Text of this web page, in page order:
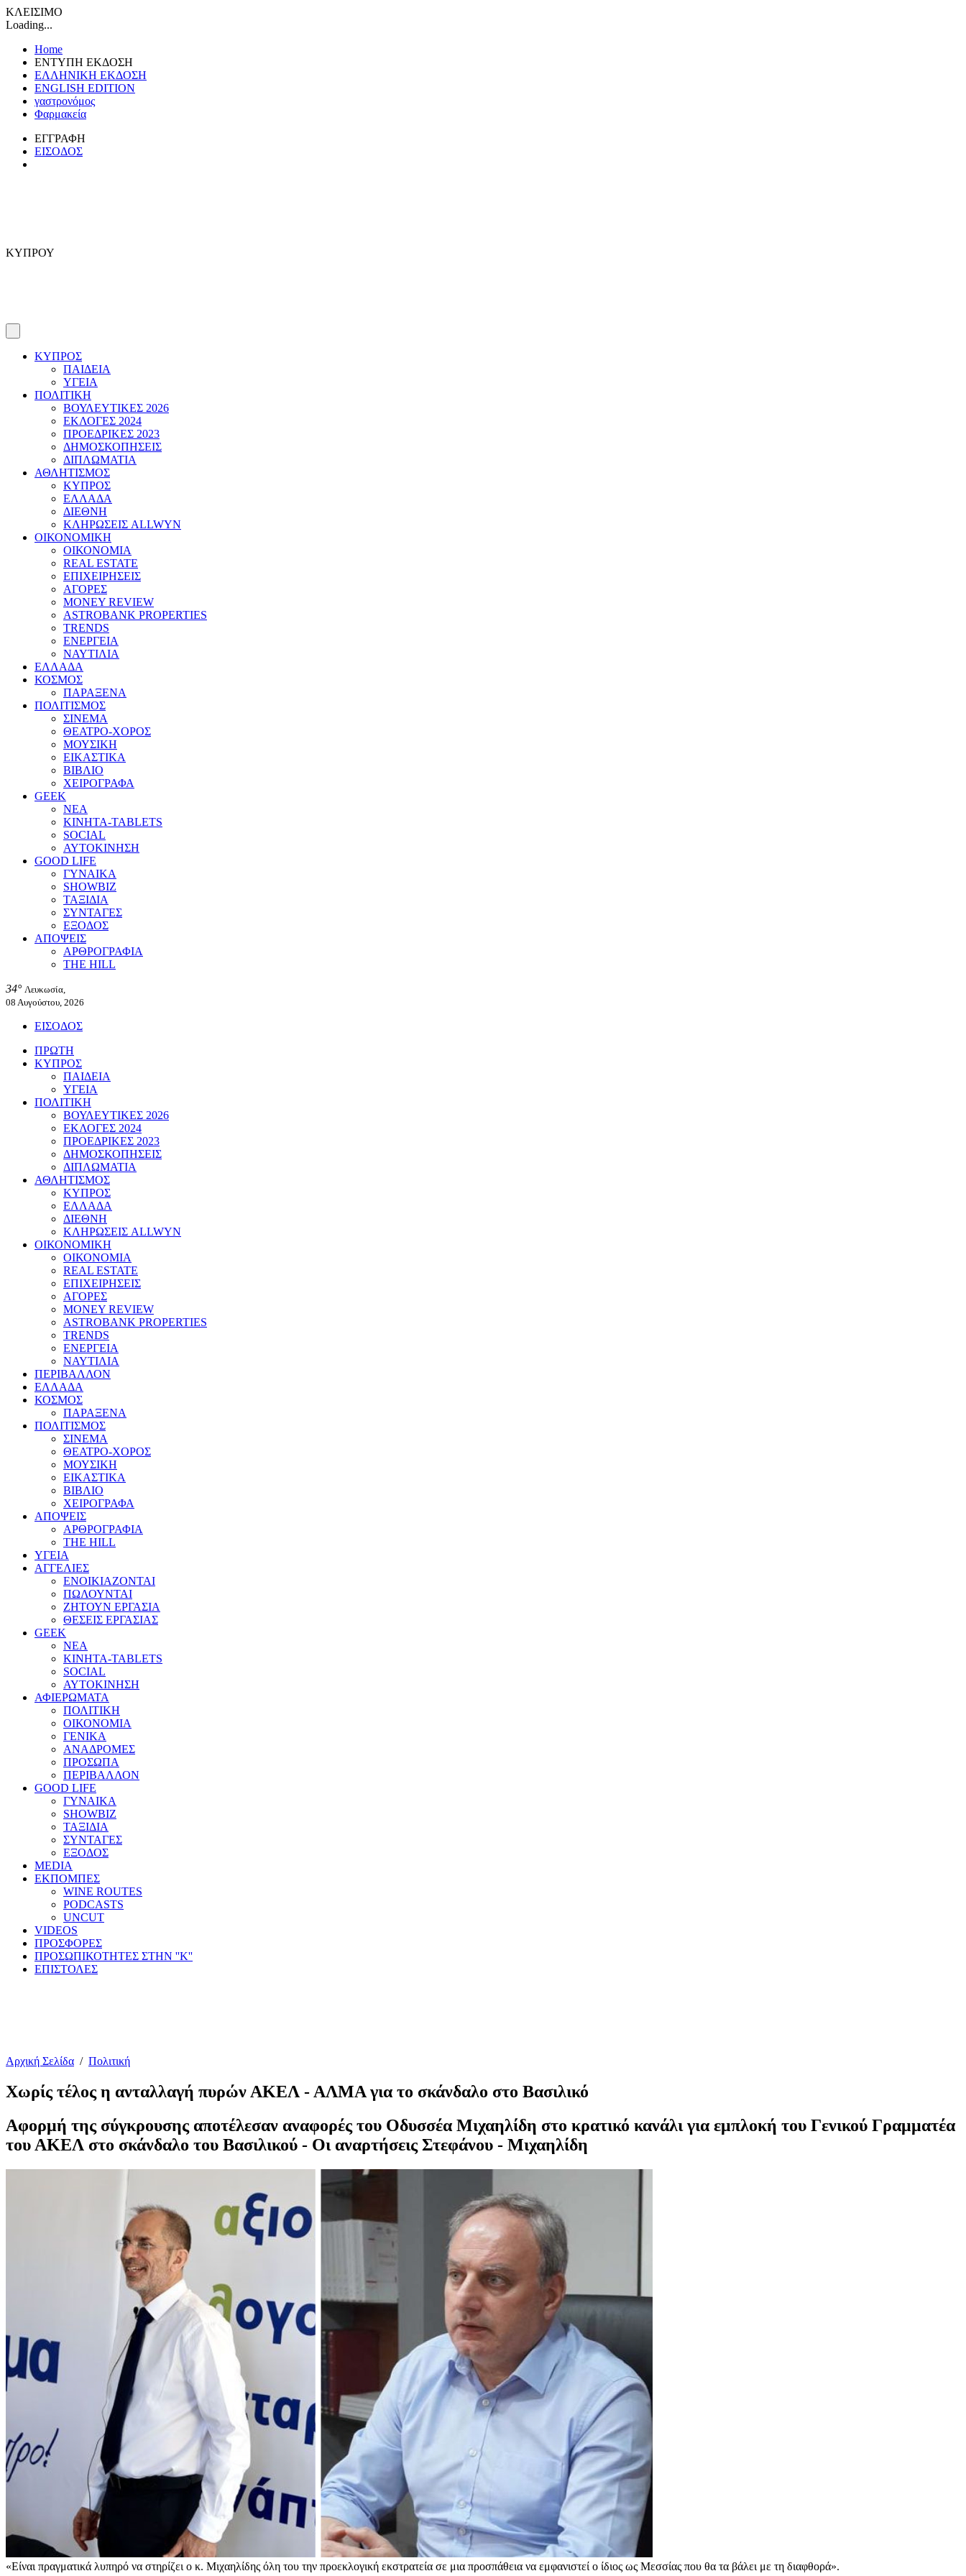
ΚΛΕΙΣΙΜΟ
Loading...
Home
ΕΝΤΥΠΗ ΕΚΔΟΣΗ
ΕΛΛΗΝΙΚΗ ΕΚΔΟΣΗ
ENGLISH EDITION
γαστρονόμος
Φαρμακεία
ΕΓΓΡΑΦΗ
ΕΙΣΟΔΟΣ
ΚΥΠΡΟΥ
ΚΥΠΡΟΣ
ΠΑΙΔΕΙΑ
ΥΓΕΙΑ
ΠΟΛΙΤΙΚΗ
ΒΟΥΛΕΥΤΙΚΕΣ 2026
ΕΚΛΟΓΕΣ 2024
ΠΡΟΕΔΡΙΚΕΣ 2023
ΔΗΜΟΣΚΟΠΗΣΕΙΣ
ΔΙΠΛΩΜΑΤΙΑ
ΑΘΛΗΤΙΣΜΟΣ
ΚΥΠΡΟΣ
ΕΛΛΑΔΑ
ΔΙΕΘΝΗ
ΚΛΗΡΩΣΕΙΣ ALLWYN
ΟΙΚΟΝΟΜΙΚΗ
ΟΙΚΟΝΟΜΙΑ
REAL ESTATE
ΕΠΙΧΕΙΡΗΣΕΙΣ
ΑΓΟΡΕΣ
MONEY REVIEW
ASTROBANK PROPERTIES
TRENDS
ΕΝΕΡΓΕΙΑ
ΝΑΥΤΙΛΙΑ
ΕΛΛΑΔΑ
ΚΟΣΜΟΣ
ΠΑΡΑΞΕΝΑ
ΠΟΛΙΤΙΣΜΟΣ
ΣΙΝΕΜΑ
ΘΕΑΤΡΟ-ΧΟΡΟΣ
ΜΟΥΣΙΚΗ
ΕΙΚΑΣΤΙΚΑ
ΒΙΒΛΙΟ
ΧΕΙΡΟΓΡΑΦΑ
GEEK
ΝΕΑ
ΚΙΝΗΤΑ-TABLETS
SOCIAL
ΑΥΤΟΚΙΝΗΣΗ
GOOD LIFE
ΓΥΝΑΙΚΑ
SHOWBIZ
ΤΑΞΙΔΙΑ
ΣΥΝΤΑΓΕΣ
ΕΞΟΔΟΣ
ΑΠΟΨΕΙΣ
ΑΡΘΡΟΓΡΑΦΙΑ
THE HILL
34° Λευκωσία,
08 Αυγούστου, 2026
ΕΙΣΟΔΟΣ
ΠΡΩΤΗ
ΚΥΠΡΟΣ
ΠΑΙΔΕΙΑ
ΥΓΕΙΑ
ΠΟΛΙΤΙΚΗ
ΒΟΥΛΕΥΤΙΚΕΣ 2026
ΕΚΛΟΓΕΣ 2024
ΠΡΟΕΔΡΙΚΕΣ 2023
ΔΗΜΟΣΚΟΠΗΣΕΙΣ
ΔΙΠΛΩΜΑΤΙΑ
ΑΘΛΗΤΙΣΜΟΣ
ΚΥΠΡΟΣ
ΕΛΛΑΔΑ
ΔΙΕΘΝΗ
ΚΛΗΡΩΣΕΙΣ ALLWYN
ΟΙΚΟΝΟΜΙΚΗ
ΟΙΚΟΝΟΜΙΑ
REAL ESTATE
ΕΠΙΧΕΙΡΗΣΕΙΣ
ΑΓΟΡΕΣ
MONEY REVIEW
ASTROBANK PROPERTIES
TRENDS
ΕΝΕΡΓΕΙΑ
ΝΑΥΤΙΛΙΑ
ΠΕΡΙΒΑΛΛΟΝ
ΕΛΛΑΔΑ
ΚΟΣΜΟΣ
ΠΑΡΑΞΕΝΑ
ΠΟΛΙΤΙΣΜΟΣ
ΣΙΝΕΜΑ
ΘΕΑΤΡΟ-ΧΟΡΟΣ
ΜΟΥΣΙΚΗ
ΕΙΚΑΣΤΙΚΑ
ΒΙΒΛΙΟ
ΧΕΙΡΟΓΡΑΦΑ
ΑΠΟΨΕΙΣ
ΑΡΘΡΟΓΡΑΦΙΑ
THE HILL
ΥΓΕΙΑ
ΑΓΓΕΛΙΕΣ
ΕΝΟΙΚΙΑΖΟΝΤΑΙ
ΠΩΛΟΥΝΤΑΙ
ΖΗΤΟΥΝ ΕΡΓΑΣΙΑ
ΘΕΣΕΙΣ ΕΡΓΑΣΙΑΣ
GEEK
ΝΕΑ
ΚΙΝΗΤΑ-TABLETS
SOCIAL
ΑΥΤΟΚΙΝΗΣΗ
ΑΦΙΕΡΩΜΑΤΑ
ΠΟΛΙΤΙΚΗ
ΟΙΚΟΝΟΜΙΑ
ΓΕΝΙΚΑ
ΑΝΑΔΡΟΜΕΣ
ΠΡΟΣΩΠΑ
ΠΕΡΙΒΑΛΛΟΝ
GOOD LIFE
ΓΥΝΑΙΚΑ
SHOWBIZ
ΤΑΞΙΔΙΑ
ΣΥΝΤΑΓΕΣ
ΕΞΟΔΟΣ
MEDIA
ΕΚΠΟΜΠΕΣ
WINE ROUTES
PODCASTS
UNCUT
VIDEOS
ΠΡΟΣΦΟΡΕΣ
ΠΡΟΣΩΠΙΚΟΤΗΤΕΣ ΣΤΗΝ ''Κ''
ΕΠΙΣΤΟΛΕΣ
Αρχική Σελίδα / Πολιτική
Χωρίς τέλος η ανταλλαγή πυρών ΑΚΕΛ - ΑΛΜΑ για το σκάνδαλο στο Βασιλικό
Αφορμή της σύγκρουσης αποτέλεσαν αναφορές του Οδυσσέα Μιχαηλίδη στο κρατικό κανάλι για εμπλοκή του Γενικού Γραμματέα
του ΑΚΕΛ στο σκάνδαλο του Βασιλικού - Οι αναρτήσεις Στεφάνου - Μιχαηλίδη
«Είναι πραγματικά λυπηρό να στηρίζει ο κ. Μιχαηλίδης όλη του την προεκλογική εκστρατεία σε μια προσπάθεια να εμφανιστεί ο ίδιος ως Μεσσίας που θα τα βάλει με τη διαφθορά».